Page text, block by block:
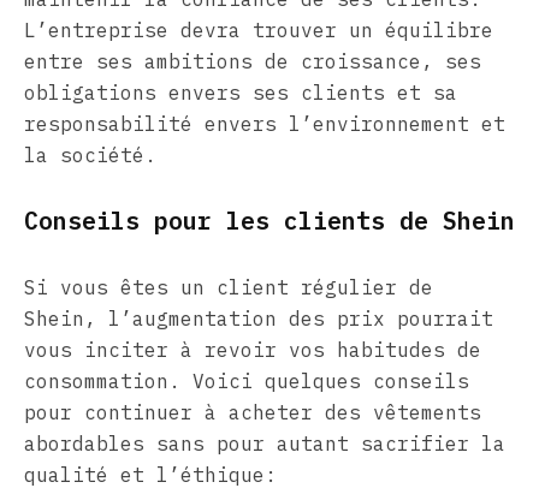
L’entreprise devra trouver un équilibre
entre ses ambitions de croissance, ses
obligations envers ses clients et sa
responsabilité envers l’environnement et
la société.
Conseils pour les clients de Shein
Si vous êtes un client régulier de
Shein, l’augmentation des prix pourrait
vous inciter à revoir vos habitudes de
consommation. Voici quelques conseils
pour continuer à acheter des vêtements
abordables sans pour autant sacrifier la
qualité et l’éthique: